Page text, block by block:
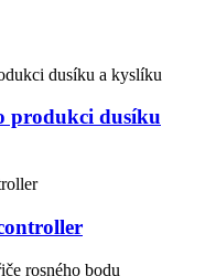
produkci dusíku